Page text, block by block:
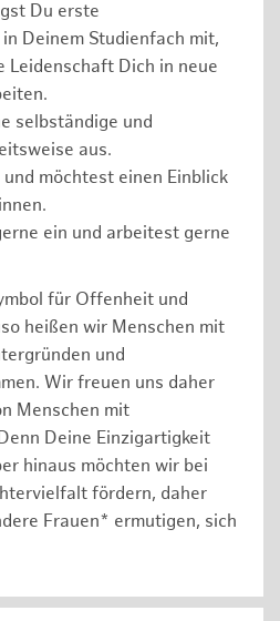
Du erste
Deinem Studienfach mit,
Leidenschaft Dich in neue
selbständige und
aus.
möchtest einen Einblick
ein und arbeitest gerne
für Offenheit und
heißen wir Menschen mit
und
Wir freuen uns daher
Menschen mit
Deine Einzigartigkeit
hinaus möchten wir bei
fördern, daher
Frauen* ermutigen, sich